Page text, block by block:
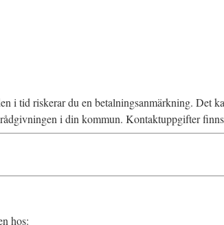
i tid riskerar du en betalningsanmärkning. Det
i din kommun. Kontaktuppgifter
hos: